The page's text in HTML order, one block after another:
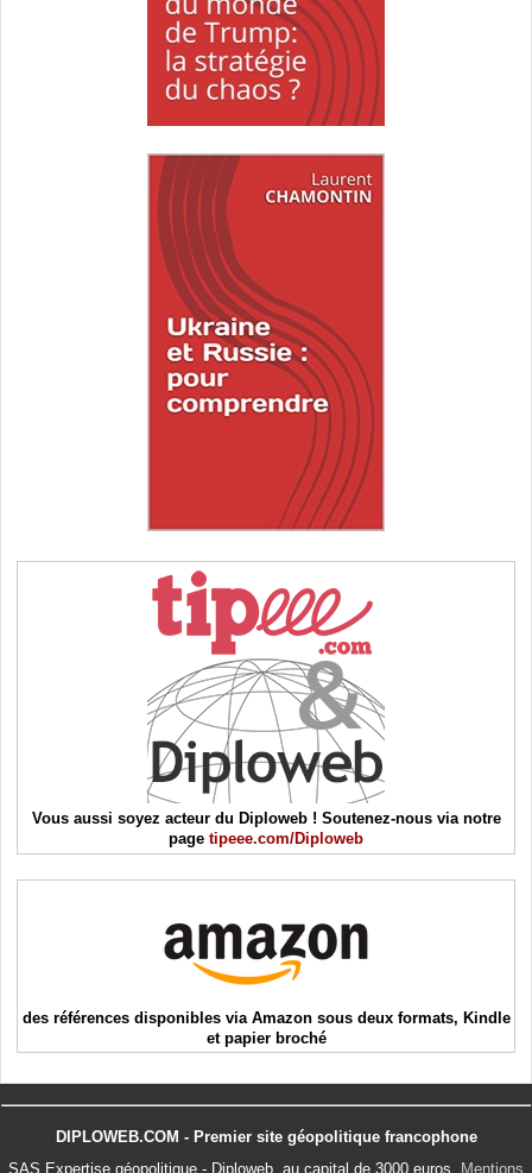
Vous aussi soyez acteur du Diploweb ! Soutenez-nous via notre
page tipeee.com/Diploweb
des références disponibles via Amazon sous deux formats, Kindle
et papier broché
DIPLOWEB.COM - Premier site géopolitique francophone
SAS Expertise géopolitique - Diploweb, au capital de 3000 euros.
Mentions